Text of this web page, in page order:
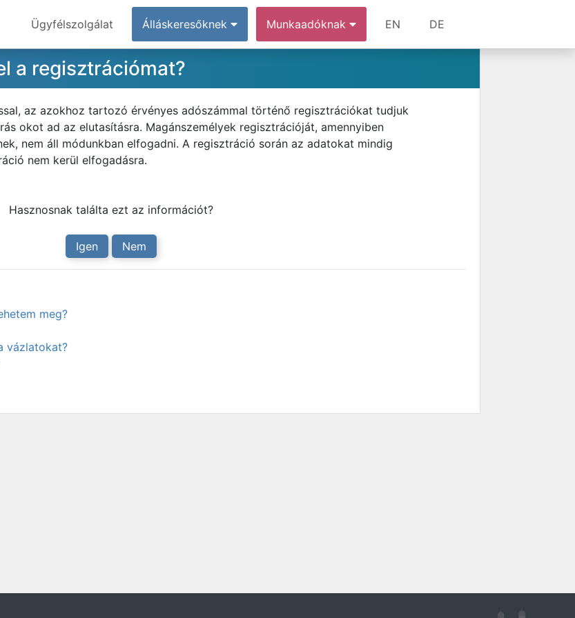
Ügyfélszolgálat Álláskeresőknek Munkaadóknak EN DE
a regisztrációmat?
az azokhoz tartozó érvényes adószámmal történő regisztrációkat tudjuk
okot ad az elutasításra. Magánszemélyek regisztrációját, amennyiben
nem áll módunkban elfogadni. A regisztráció során az adatokat mindig
nem kerül elfogadásra.
Hasznosnak találta ezt az információt?
Igen Nem
meg?
vázlatokat?